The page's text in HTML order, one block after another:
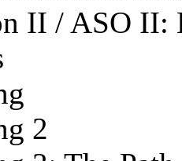
II / ASO II:
2